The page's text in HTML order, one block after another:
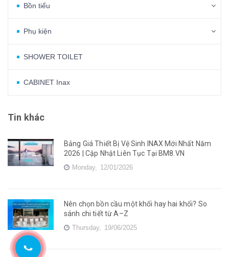
Bồn tiểu
Phụ kiện
SHOWER TOILET
CABINET Inax
Tin khác
Bảng Giá Thiết Bị Vệ Sinh INAX Mới Nhất Năm
2026 | Cập Nhật Liên Tục Tại BM8.VN
Monday, 12/01/2026
Nên chọn bồn cầu một khối hay hai khối? So
sánh chi tiết từ A–Z
Thursday, 19/06/2025